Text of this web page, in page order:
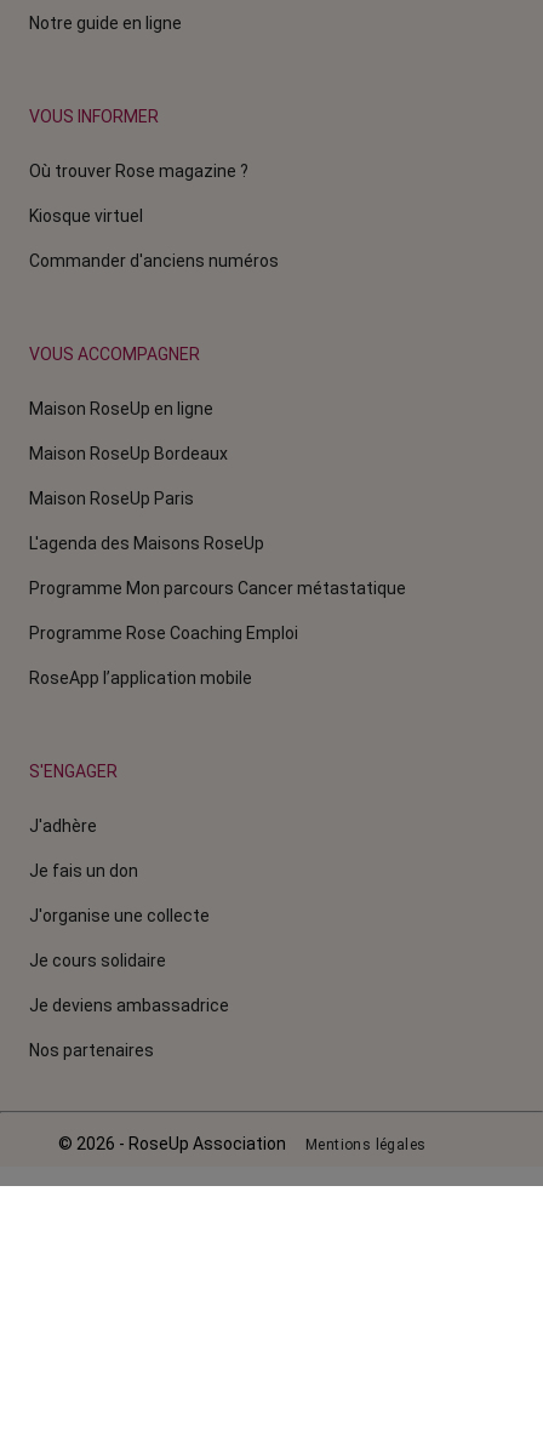
Notre guide en ligne
VOUS INFORMER
Où trouver Rose magazine ?
Kiosque virtuel
Commander d'anciens numéros
VOUS ACCOMPAGNER
Maison RoseUp en ligne
Maison RoseUp Bordeaux
Maison RoseUp Paris
L'agenda des Maisons RoseUp
Programme Mon parcours Cancer métastatique
Programme Rose Coaching Emploi
RoseApp l’application mobile
S'ENGAGER
J'adhère
Je fais un don
J'organise une collecte
Je cours solidaire
Je deviens ambassadrice
Nos partenaires
© 2026 - RoseUp Association Mentions légales